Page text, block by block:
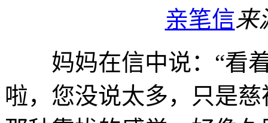
亲笔信来
妈妈在信中说：“看着
啦，您没说太多，只是